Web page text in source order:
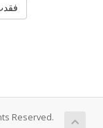
Reserved.